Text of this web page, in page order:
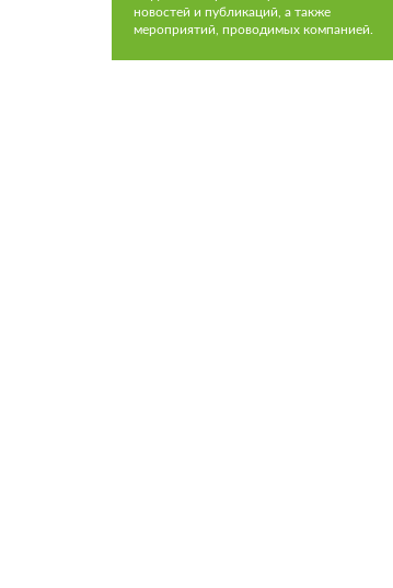
новостей и публикаций, а также
мероприятий, проводимых компанией.